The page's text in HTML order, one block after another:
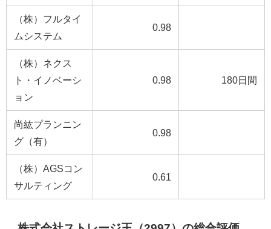
（株）フルタイ
ムシステム
0.98
（株）ネクス
ト・イノベーシ
ョン
0.98 180日間
尚紘プランニン
グ（有）
0.98
（株）AGSコン
サルティング
0.61